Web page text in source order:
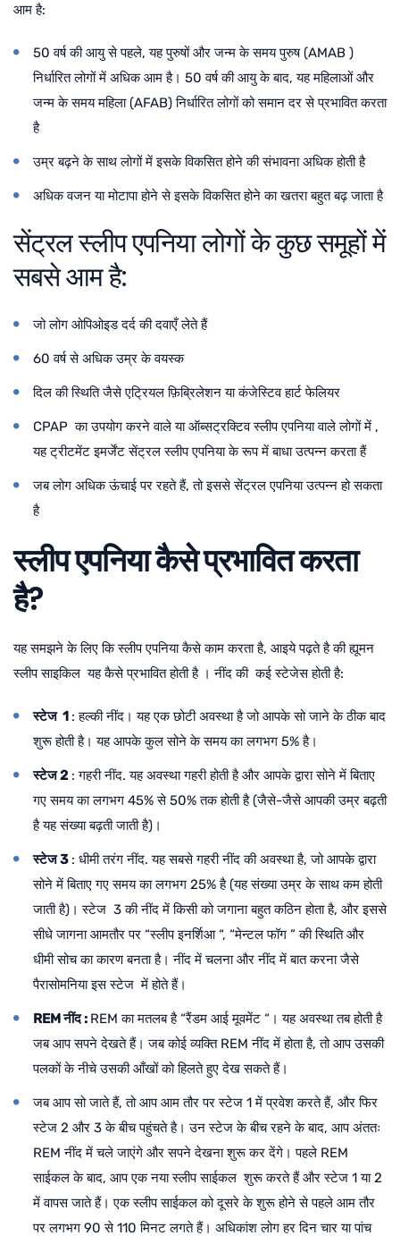
आम है:
50 वर्ष की आयु से पहले, यह पुरुषों और जन्म के समय पुरुष (AMAB )
निर्धारित लोगों में अधिक आम है। 50 वर्ष की आयु के बाद, यह महिलाओं और
जन्म के समय महिला (AFAB) निर्धारित लोगों को समान दर से प्रभावित करता
है
उम्र बढ़ने के साथ लोगों में इसके विकसित होने की संभावना अधिक होती है
अधिक वजन या मोटापा होने से इसके विकसित होने का खतरा बहुत बढ़ जाता है
सेंट्रल स्लीप एपनिया लोगों के कुछ समूहों में
सबसे आम है:
जो लोग ओपिओइड दर्द की दवाएँ लेते हैं
60 वर्ष से अधिक उम्र के वयस्क
दिल की स्थिति जैसे एट्रियल फ़िब्रिलेशन या कंजेस्टिव हार्ट फेलियर
CPAP का उपयोग करने वाले या ऑब्सट्रक्टिव स्लीप एपनिया वाले लोगों में ,
यह ट्रीटमेंट इमर्जेंट सेंट्रल स्लीप एपनिया के रूप में बाधा उत्पन्न करता हैं
जब लोग अधिक ऊंचाई पर रहते हैं, तो इससे सेंट्रल एपनिया उत्पन्न हो सकता
है
स्लीप एपनिया कैसे प्रभावित करता
है?
यह समझने के लिए कि स्लीप एपनिया कैसे काम करता है, आइये पढ़ते है की ह्यूमन
स्लीप साइकिल यह कैसे प्रभावित होती है । नींद की कई स्टेजेस होती है:
स्टेज 1 : हल्की नींद। यह एक छोटी अवस्था है जो आपके सो जाने के ठीक बाद
शुरू होती है। यह आपके कुल सोने के समय का लगभग 5% है।
स्टेज 2: गहरी नींद. यह अवस्था गहरी होती है और आपके द्वारा सोने में बिताए
गए समय का लगभग 45% से 50% तक होती है (जैसे-जैसे आपकी उम्र बढ़ती
है यह संख्या बढ़ती जाती है)।
स्टेज 3: धीमी तरंग नींद. यह सबसे गहरी नींद की अवस्था है, जो आपके द्वारा
सोने में बिताए गए समय का लगभग 25% है (यह संख्या उम्र के साथ कम होती
जाती है)। स्टेज 3 की नींद में किसी को जगाना बहुत कठिन होता है, और इससे
सीधे जागना आमतौर पर “स्लीप इनर्शिआ “, “मेन्टल फॉग ” की स्थिति और
धीमी सोच का कारण बनता है। नींद में चलना और नींद में बात करना जैसे
पैरासोमनिया इस स्टेज में होते हैं।
REM नींद : REM का मतलब है “रैंडम आई मूवमेंट “। यह अवस्था तब होती है
जब आप सपने देखते हैं। जब कोई व्यक्ति REM नींद में होता है, तो आप उसकी
पलकों के नीचे उसकी आँखों को हिलते हुए देख सकते हैं।
जब आप सो जाते हैं, तो आप आम तौर पर स्टेज 1 में प्रवेश करते हैं, और फिर
स्टेज 2 और 3 के बीच पहुंचते है। उन स्टेज के बीच रहने के बाद, आप अंततः
REM नींद में चले जाएंगे और सपने देखना शुरू कर देंगे। पहले REM
साईकल के बाद, आप एक नया स्लीप साईकल शुरू करते हैं और स्टेज 1 या 2
में वापस जाते हैं। एक स्लीप साईकल को दूसरे के शुरू होने से पहले आम तौर
पर लगभग 90 से 110 मिनट लगते हैं। अधिकांश लोग हर दिन चार या पांच